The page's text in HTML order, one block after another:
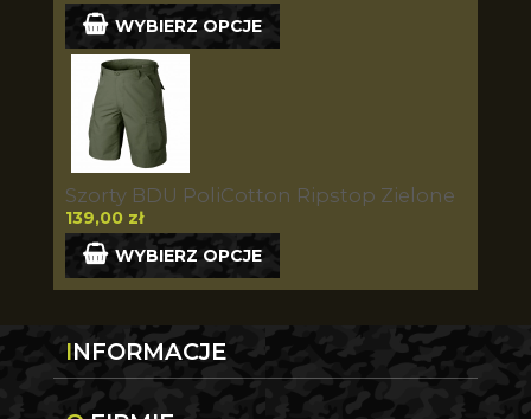
WYBIERZ OPCJE
Szorty BDU PoliCotton Ripstop Zielone
139,00 zł
WYBIERZ OPCJE
INFORMACJE